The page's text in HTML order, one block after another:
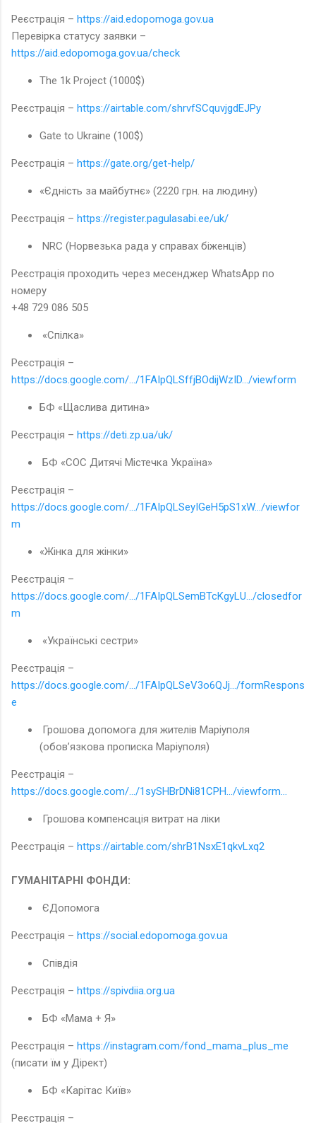
Реєстрація – https://aid.edopomoga.gov.ua
Перевірка статусу заявки –
https://aid.edopomoga.gov.ua/check
The 1k Project (1000$)
Реєстрація – https://airtable.com/shrvfSCquvjgdEJPy
Gate to Ukraine (100$)
Реєстрація – https://gate.org/get-help/
«Єдність за майбутнє» (2220 грн. на людину)
Реєстрація – https://register.pagulasabi.ee/uk/
NRC (Норвезька рада у справах біженців)
Реєстрація проходить через месенджер WhatsApp по
номеру
+48 729 086 505
«Спілка»
Реєстрація –
https://docs.google.com/.../1FAIpQLSffjBOdijWzID.../viewform
БФ «Щаслива дитина»
Реєстрація – https://deti.zp.ua/uk/
БФ «СОС Дитячі Містечка Україна»
Реєстрація –
https://docs.google.com/.../1FAIpQLSeyIGeH5pS1xW.../viewfor
m
«Жінка для жінки»
Реєстрація –
https://docs.google.com/.../1FAIpQLSemBTcKgyLU.../closedfor
m
«Українські сестри»
Реєстрація –
https://docs.google.com/.../1FAIpQLSeV3o6QJj.../formRespons
e
Грошова допомога для жителів Маріуполя
(обов’язкова прописка Маріуполя)
Реєстрація –
https://docs.google.com/.../1sySHBrDNi81CPH.../viewform...
Грошова компенсація витрат на ліки
Реєстрація – https://airtable.com/shrB1NsxE1qkvLxq2
ГУМАНІТАРНІ ФОНДИ:
ЄДопомога
Реєстрація – https://social.edopomoga.gov.ua
Співдія
Реєстрація – https://spivdiia.org.ua
БФ «Мама + Я»
Реєстрація – https://instagram.com/fond_mama_plus_me
(писати їм у Дірект)
БФ «Карітас Київ»
Реєстрація –